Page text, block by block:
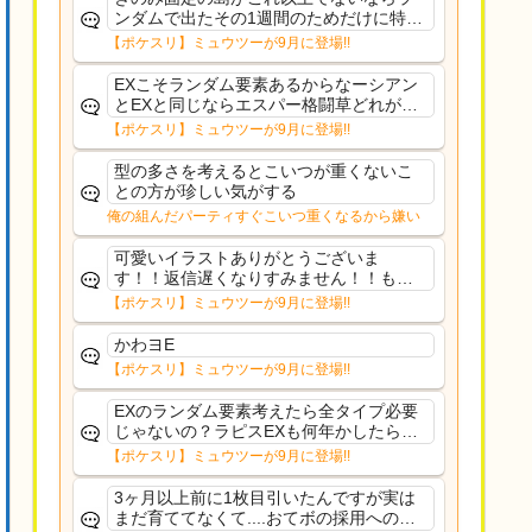
ンダムで出たその1週間のためだけに特定
のタイプにリソース割くのなんだかむな
しい気がするわ出番がないってわけじゃ
ないから無駄ではないんだけど
【ポケスリ】ミュウツーが9月に登場!!
EXこそランダム要素あるからなーシアン
とEXと同じならエスパー格闘草どれが事
前に来るか分からんから、積む必要があ
るミュウツーは使いにくくね？って思っ
た
【ポケスリ】ミュウツーが9月に登場!!
型の多さを考えるとこいつが重くないこ
との方が珍しい気がする
俺の組んだパーティすぐこいつ重くなるから嫌い
可愛いイラストありがとうございま
す！！返信遅くなりすみません！！もう
少ししたら通常再開できます！
【ポケスリ】ミュウツーが9月に登場!!
かわヨE
【ポケスリ】ミュウツーが9月に登場!!
EXのランダム要素考えたら全タイプ必要
じゃないの？ラピスEXも何年かしたら来
るだろうし後から厳選したい育てたいっ
て思ってもどうにもならないのがこのゲ
ームだしな
【ポケスリ】ミュウツーが9月に登場!!
3ヶ月以上前に1枚目引いたんですが実は
まだ育ててなくて....おてボの採用への影